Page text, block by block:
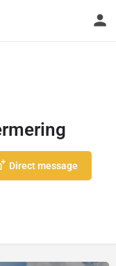
Direct message